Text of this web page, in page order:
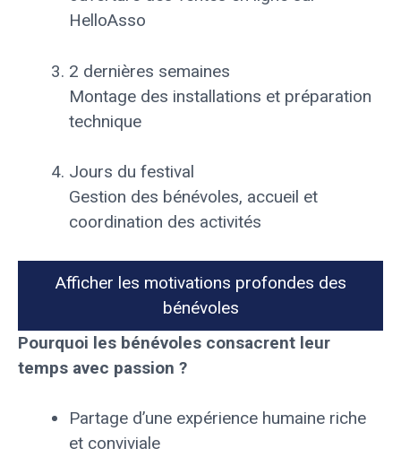
HelloAsso
2 dernières semaines
Montage des installations et préparation
technique
Jours du festival
Gestion des bénévoles, accueil et
coordination des activités
Afficher les motivations profondes des
bénévoles
Pourquoi les bénévoles consacrent leur
temps avec passion ?
Partage d’une expérience humaine riche
et conviviale